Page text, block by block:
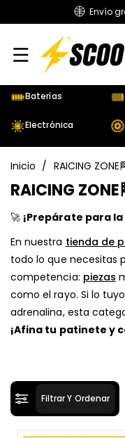
Envío
Baterías
Electrónica
Inicio / RAICING
C
o
e
c
c
i
ó
RAICING
🚀 ¡Prepárate para
En nuestra tienda de
todo lo que necesitas
competencia: piezas
como el rayo. Si lo
adrenalina, esta
¡Afina tu patinete y
Filtrar Y Ordenar